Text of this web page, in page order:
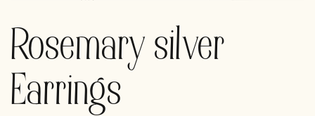
Rosemary silver
Earrings